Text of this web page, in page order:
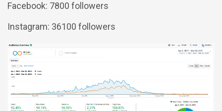
Facebook: 7800 followers
Instagram: 36100 followers